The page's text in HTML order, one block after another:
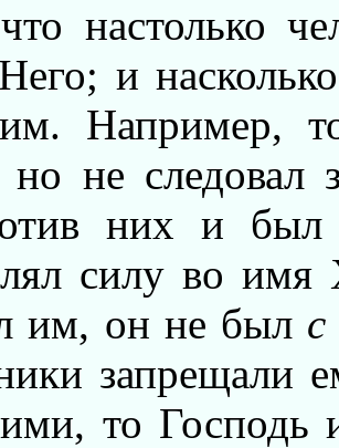
настолько
и
Например,
но не следовал
них и был
силу во
им, он не был
запрещали
то Господь